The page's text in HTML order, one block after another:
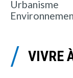
Urbanisme
VIVRE